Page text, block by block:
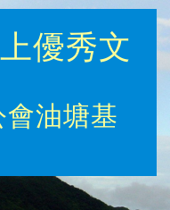
優秀文
油塘基